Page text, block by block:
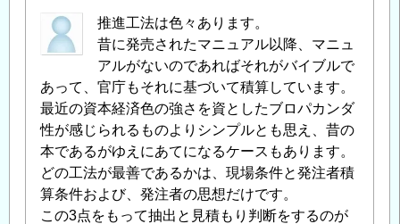
推進工法は色々あります。
昔に発売されたマニュアル以降、マニュ
アルがないのであればそれがバイブルで
あって、官庁もそれに基づいて積算しています。
最近の資本経済色の強さを資としたブロパカンダ
性が感じられるものよりシンプルとも思え、昔の
本であるがゆえにあてになるケースもあります。
どの工法が最善であるかは、現場条件と発注者積
算条件および、発注者の思想だけです。
この3点をもって抽出と見積もり判断をするのが